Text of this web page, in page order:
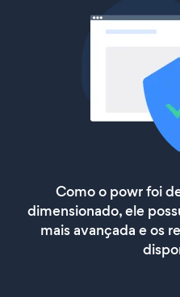
Como o powr foi
dimensionado, ele
mais avançada e os